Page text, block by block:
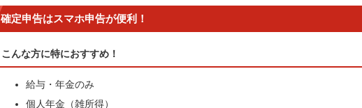
確定申告はスマホ申告が便利！
こんな方に特におすすめ！
給与・年金のみ
個人年金（雑所得）